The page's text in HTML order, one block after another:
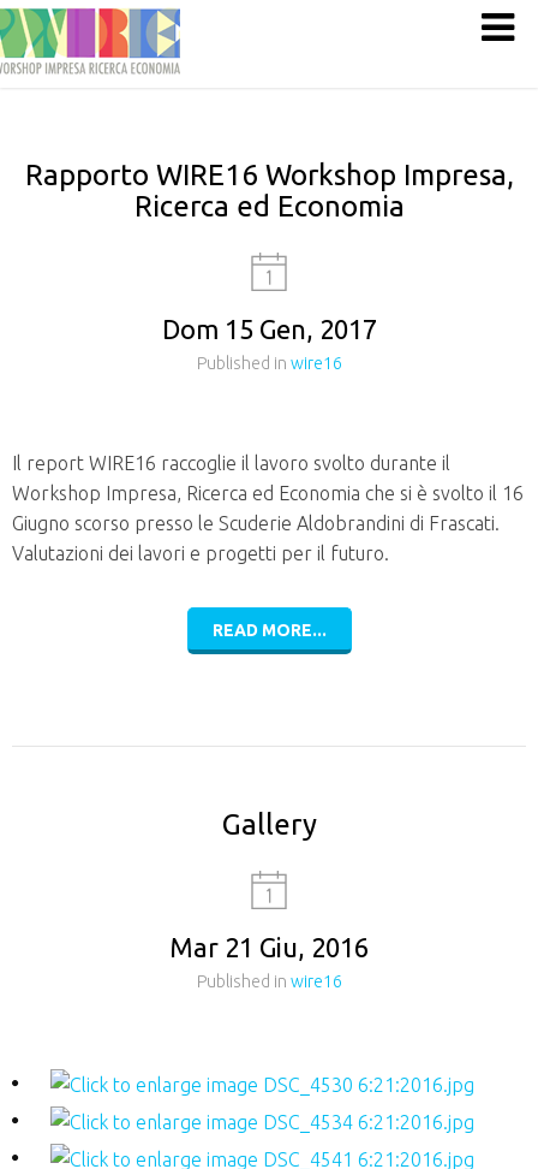
Rapporto WIRE16 Workshop Impresa,
Ricerca ed Economia
Dom 15 Gen, 2017
Published in wire16
Il report WIRE16 raccoglie il lavoro svolto durante il
Workshop Impresa, Ricerca ed Economia che si è svolto il 16
Giugno scorso presso le Scuderie Aldobrandini di Frascati.
Valutazioni dei lavori e progetti per il futuro.
READ MORE...
Gallery
Mar 21 Giu, 2016
Published in wire16